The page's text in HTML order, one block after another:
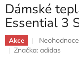
Dámské
Essential 3
Akce
Průměrné
hodnocení
Značka: adidas